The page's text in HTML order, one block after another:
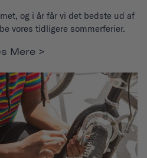
og i år får vi det bedste ud af
vores tidligere sommerferier.
Mere